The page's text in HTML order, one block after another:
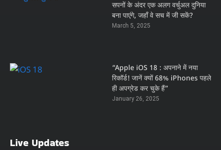
सपनों के अंदर एक अलग वर्चुअल दुनिया
बना पाएंगे, जहाँ वे सच में जी सकें?
March 5, 2025
“Apple iOS 18 : अपनाने में नया
रिकॉर्ड! जानें क्यों 68% iPhones पहले
ही अपग्रेड कर चुके हैं”
January 26, 2025
Live Updates